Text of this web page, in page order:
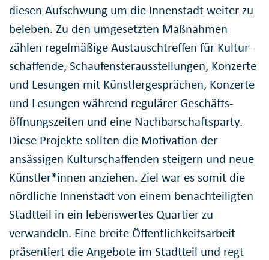
diesen Aufschwung um die Innenstadt weiter zu
beleben. Zu den umgesetzten Maßnahmen
zählen regelmäßige Austausch­treffen für Kultur­
schaffende, Schau­fenster­ausstellungen, Konzerte
und Lesungen mit Künstler­gesprächen, Konzerte
und Lesungen während regulärer Geschäfts­
öffnungs­zeiten und eine Nach­barschafts­party.
Diese Projekte sollten die Motivation der
ansässigen Kulturschaffenden steigern und neue
Künstler*innen anziehen. Ziel war es somit die
nördliche Innenstadt von einem benach­teiligten
Stadtteil in ein lebenswertes Quartier zu
verwandeln. Eine breite Öffentlich­keits­arbeit
präsentiert die Angebote im Stadtteil und regt